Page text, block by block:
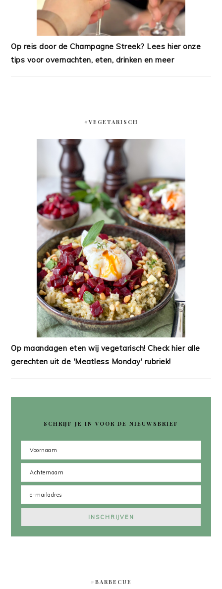
Op reis door de Champagne Streek? Lees hier onze
tips voor overnachten, eten, drinken en meer
#VEGETARISCH
Op maandagen eten wij vegetarisch! Check hier alle
gerechten uit de 'Meatless Monday' rubriek!
SCHRIJF JE IN VOOR DE NIEUWSBRIEF
#BARBECUE